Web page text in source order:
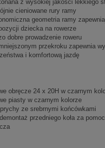
z wysokiej jakości lekkiego
cieniowane rury ramy
geometria ramy
dziecka na rowerze
dobre prowadzenie roweru
przekroku zapewnia
i komfortową jazdę
obręcze 24 x 20H w czarnym
piasty w czarnym kolorze
ze srebrnymi końcówkami
przedniego koła za